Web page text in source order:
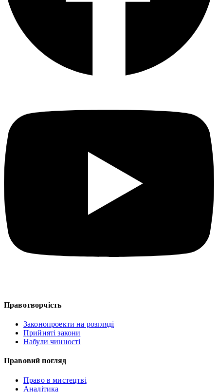
Правотворчість
Законопроекти на розгляді
Прийняті закони
Набули чинності
Правовий погляд
Право в мистецтві
Аналітика